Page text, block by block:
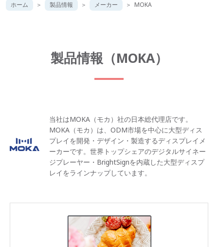
ホーム 製品情報 メーカー MOKA
製品情報（MOKA）
当社はMOKA（モカ）社の日本総代理店です。
MOKA（モカ）は、ODM市場を中心に大型ディス
プレイを開発・デザイン・製造するディスプレイメ
ーカーです。世界トップシェアのデジタルサイネー
ジプレーヤー・BrightSignを内蔵した大型ディスプ
レイをラインナップしています。